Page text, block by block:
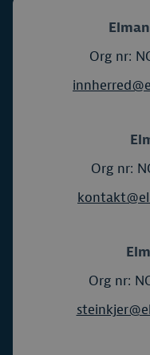
Org nr:
Org nr:
Org nr: